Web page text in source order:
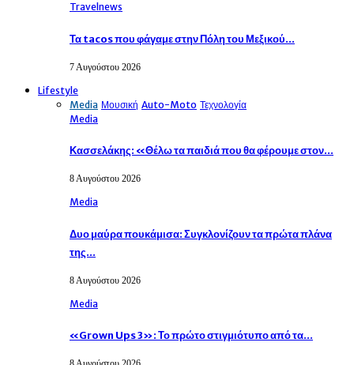
Travelnews
Τα tacos που φάγαμε στην Πόλη του Μεξικού…
7 Αυγούστου 2026
Lifestyle
Media Μουσική Auto-Moto Τεχνολογία
Media
Κασσελάκης: «Θέλω τα παιδιά που θα φέρουμε στον…
8 Αυγούστου 2026
Media
Δυο μαύρα πουκάμισα: Συγκλονίζουν τα πρώτα πλάνα
της…
8 Αυγούστου 2026
Media
«Grown Ups 3»: Το πρώτο στιγμιότυπο από τα…